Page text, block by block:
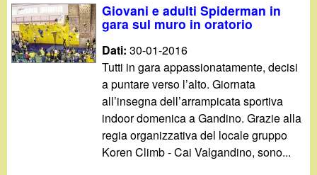
Giovani e adulti Spiderman in
gara sul muro in oratorio
Dati:30-01-2016
Tutti in gara appassionatamente, decisi
a puntare verso l’alto. Giornata
all’insegna dell’arrampicata sportiva
indoor domenica a Gandino. Grazie alla
regia organizzativa del locale gruppo
Koren Climb - Cai Valgandino, sono...